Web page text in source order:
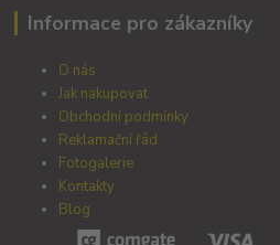
Informace pro zákazníky
O nás
Jak nakupovat
Obchodní podmínky
Reklamační řád
Fotogalerie
Kontakty
Blog